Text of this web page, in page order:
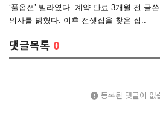
‘풀옵션’ 빌라였다. 계약 만료 3개월 전 글
의사를 밝혔다. 이후 전셋집을 찾은 집..
댓글목록 0
등록된 댓글이 없